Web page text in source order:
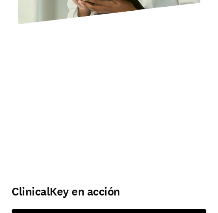
ClinicalKey en acción